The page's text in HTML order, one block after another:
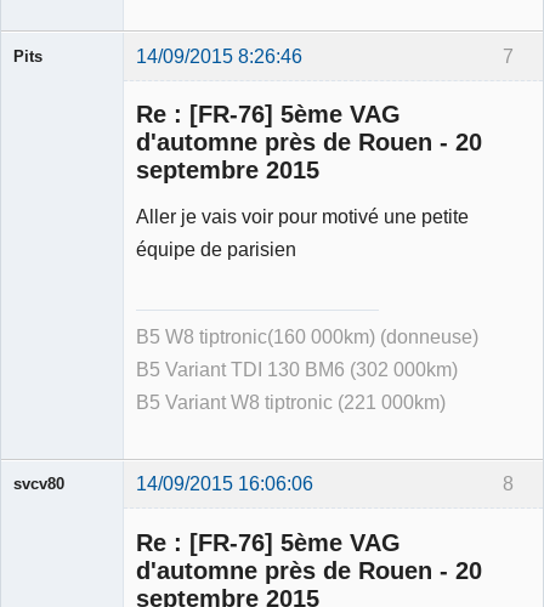
7
Pits 14/09/2015 8:26:46
Re : [FR-76] 5ème VAG
d'automne près de Rouen - 20
septembre 2015
Aller je vais voir pour motivé une petite
équipe de parisien
B5 W8 tiptronic(160 000km) (donneuse)
B5 Variant TDI 130 BM6 (302 000km)
B5 Variant W8 tiptronic (221 000km)
8
svcv80 14/09/2015 16:06:06
Re : [FR-76] 5ème VAG
d'automne près de Rouen - 20
septembre 2015